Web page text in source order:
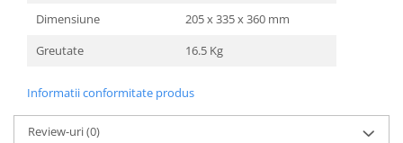
Zootehnie
Dimensiune
205 x 335 x 360 mm
Greutate
16.5 Kg
Informatii conformitate produs
Review-uri(0)